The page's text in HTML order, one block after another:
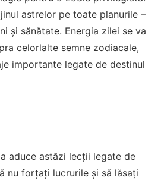
astrelor pe toate planurile –
și sănătate. Energia zilei se va
celorlalte semne zodiacale,
importante legate de destinul
aduce astăzi lecții legate de
nu forțați lucrurile și să lăsați